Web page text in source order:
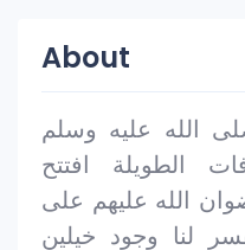
About
الله عليه وسلم
الطويلة افتتح
الله عليهم على
لنا وجود خيلين